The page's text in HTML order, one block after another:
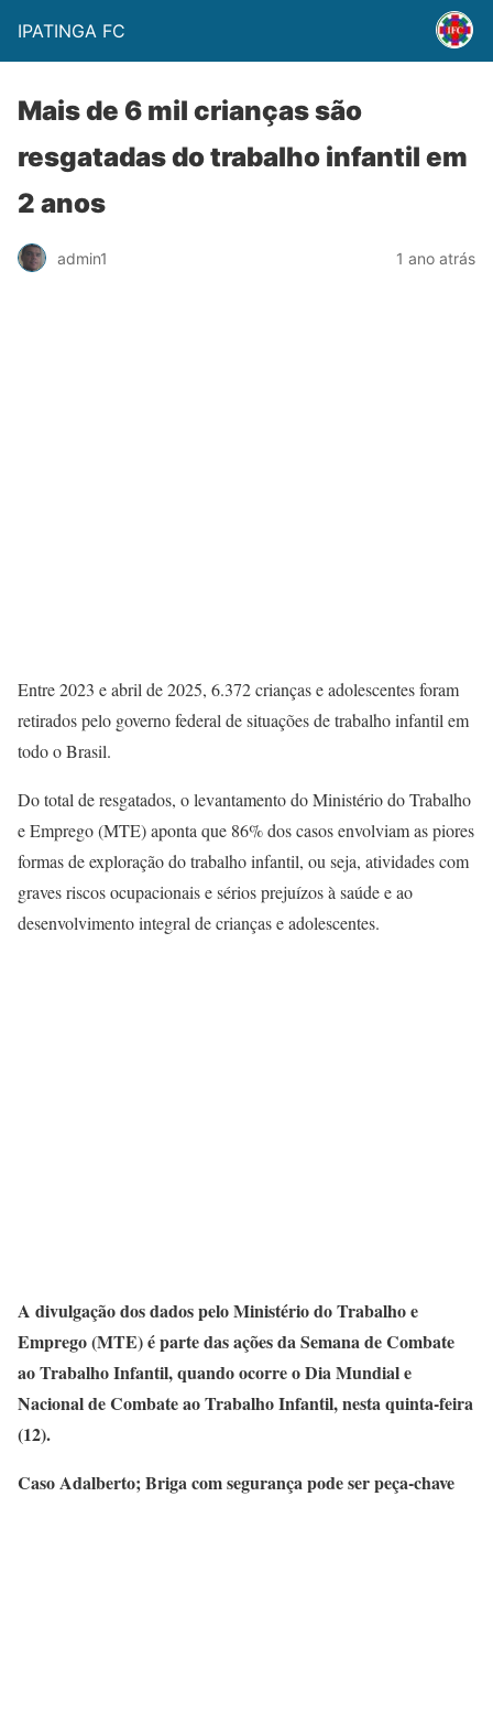
IPATINGA FC
Mais de 6 mil crianças são
resgatadas do trabalho infantil em
2 anos
admin1 1 ano atrás
Entre 2023 e abril de 2025, 6.372 crianças e adolescentes foram
retirados pelo governo federal de situações de trabalho infantil em
todo o Brasil.
Do total de resgatados, o levantamento do Ministério do Trabalho
e Emprego (MTE) aponta que 86% dos casos envolviam as piores
formas de exploração do trabalho infantil, ou seja, atividades com
graves riscos ocupacionais e sérios prejuízos à saúde e ao
desenvolvimento integral de crianças e adolescentes.
A divulgação dos dados pelo Ministério do Trabalho e
Emprego (MTE) é parte das ações da Semana de Combate
ao Trabalho Infantil, quando ocorre o Dia Mundial e
Nacional de Combate ao Trabalho Infantil, nesta quinta-feira
(12).
Caso Adalberto; Briga com segurança pode ser peça-chave